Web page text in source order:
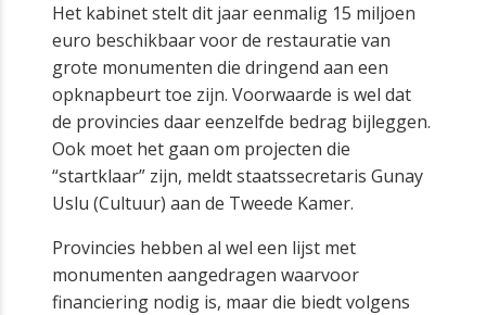
Het kabinet stelt dit jaar eenmalig 15 miljoen
euro beschikbaar voor de restauratie van
grote monumenten die dringend aan een
opknapbeurt toe zijn. Voorwaarde is wel dat
de provincies daar eenzelfde bedrag bijleggen.
Ook moet het gaan om projecten die
“startklaar” zijn, meldt staatssecretaris Gunay
Uslu (Cultuur) aan de Tweede Kamer.
Provincies hebben al wel een lijst met
monumenten aangedragen waarvoor
financiering nodig is, maar die biedt volgens